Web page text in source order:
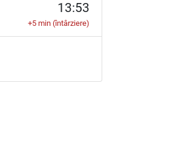
13:53
+5 min (întârziere)